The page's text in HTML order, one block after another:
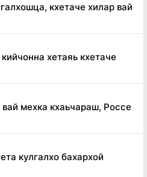
кхетаче хилар вай
хетаяь кхетаче
вай мехка кхаьчараш, Россе
кулгалхо бахархой